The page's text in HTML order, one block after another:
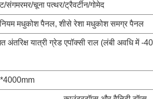
संगमरमर/चूना पत्थर/ट्रैवर्टीन/गोमेद
मधुकोश पैनल, शीसे रेशा मधुकोश समग्र पैनल
अंतरिक्ष यात्री ग्रेड एपॉक्सी राल (लंबी अवधि में